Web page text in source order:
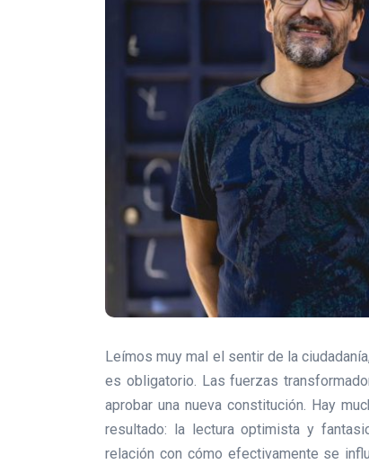
Leímos muy mal el sentir de la
es obligatorio. Las fuerzas
aprobar una nueva constitución. Hay
resultado: la lectura optimista y
relación con cómo efectivamente se